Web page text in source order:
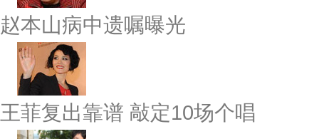
赵本山病中遗嘱曝光
王菲复出靠谱 敲定10场个唱